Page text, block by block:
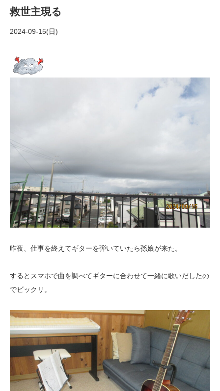
救世主現る
2024-09-15(日)
昨夜、仕事を終えてギターを弾いていたら孫娘が来た。
するとスマホで曲を調べてギターに合わせて一緒に歌いだしたの
でビックリ。